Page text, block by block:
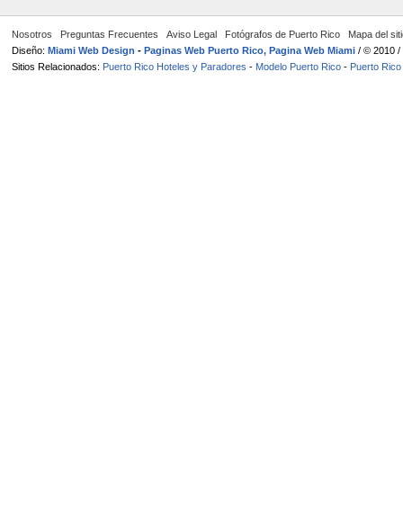
Nosotros Preguntas Frecuentes Aviso Legal Fotógrafos de Puerto Rico
Mapa del
Diseño: Miami Web Design - Paginas Web Puerto Rico, Pagina Web Miami / © 2010 /
Sitios Relacionados: Puerto Rico Hoteles y Paradores - Modelo Puerto Rico - Puerto